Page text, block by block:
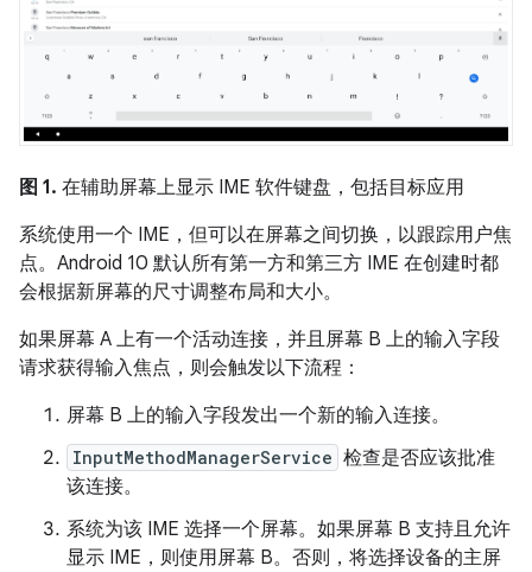
图 1. 在辅助屏幕上显示 IME 软件键盘，包括目标应用
系统使用一个 IME，但可以在屏幕之间切换，以跟踪用户焦
点。Android 10 默认所有第一方和第三方 IME 在创建时都
会根据新屏幕的尺寸调整布局和大小。
如果屏幕 A 上有一个活动连接，并且屏幕 B 上的输入字段
请求获得输入焦点，则会触发以下流程：
屏幕 B 上的输入字段发出一个新的输入连接。
InputMethodManagerService 检查是否应该批准
该连接。
系统为该 IME 选择一个屏幕。如果屏幕 B 支持且允许
显示 IME，则使用屏幕 B。否则，将选择设备的主屏